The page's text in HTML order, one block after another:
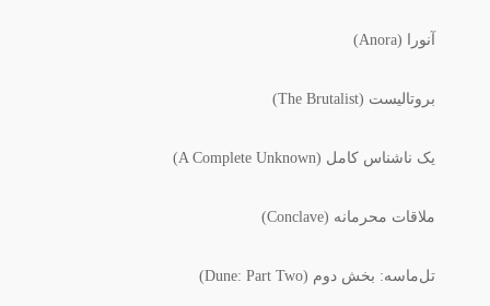
آنورا (Anora)
بروتالیست (The Brutalist)
یک ناشناس کامل (A Complete Unknown)
ملاقات محرمانه (Conclave)
تل‌ماسه: بخش دوم (Dune: Part Two)